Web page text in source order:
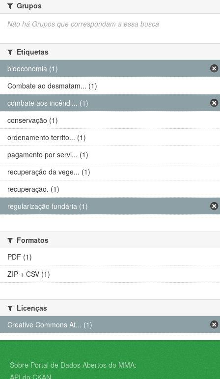
Grupos
Não há Grupos que correspondam a essa busca
Etiquetas
bioeconomia (1)
Combate ao desmatam... (1)
combate aos incêndi... (1)
conservação (1)
ordenamento territo... (1)
pagamento por servi... (1)
recuperação da vege... (1)
recuperação. (1)
regularização fundária (1)
Formatos
PDF (1)
ZIP + CSV (1)
Licenças
Creative Commons At... (1)
Sobre Portal de Dados Abertos do MMA:
API do CKAN